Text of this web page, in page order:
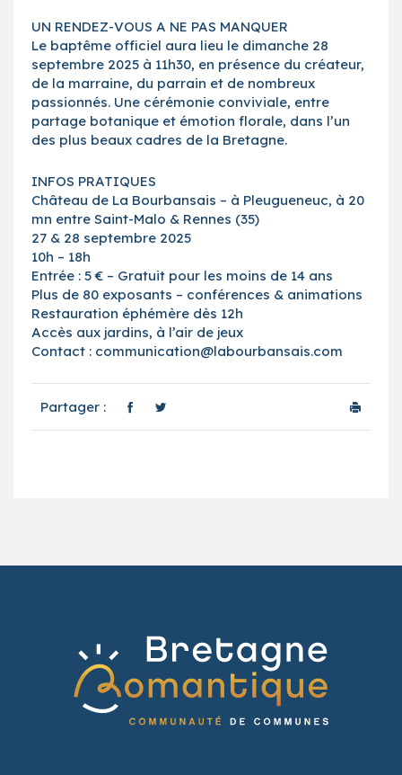
UN RENDEZ-VOUS A NE PAS MANQUER
Le baptême officiel aura lieu le dimanche 28
septembre 2025 à 11h30, en présence du créateur,
de la marraine, du parrain et de nombreux
passionnés. Une cérémonie conviviale, entre
partage botanique et émotion florale, dans l’un
des plus beaux cadres de la Bretagne.
INFOS PRATIQUES
Château de La Bourbansais – à Pleugueneuc, à 20
mn entre Saint-Malo & Rennes (35)
27 & 28 septembre 2025
10h – 18h
Entrée : 5 € – Gratuit pour les moins de 14 ans
Plus de 80 exposants – conférences & animations
Restauration éphémère dès 12h
Accès aux jardins, à l’air de jeux
Contact : communication@labourbansais.com
Partager :